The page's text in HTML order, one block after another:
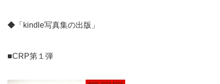
◆「kindle写真集の出版」
■CRP第１弾